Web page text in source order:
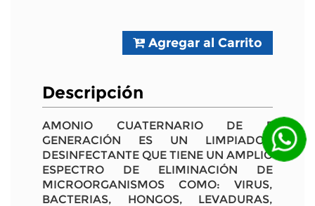
Agregar al Carrito
Descripción
AMONIO CUATERNARIO DE 5
GENERACIÓN ES UN LIMPIADOR
DESINFECTANTE QUE TIENE UN AMPLIO
ESPECTRO DE ELIMINACIÓN DE
MICROORGANISMOS COMO: VIRUS,
BACTERIAS, HONGOS, LEVADURAS,